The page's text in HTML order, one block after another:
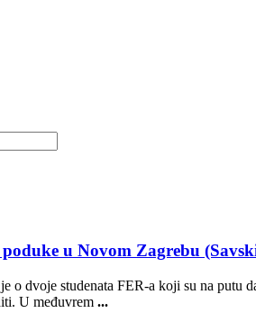
u Novom Zagrebu
o dvoje studenata FER-a koji su na putu
U međuvrem ...